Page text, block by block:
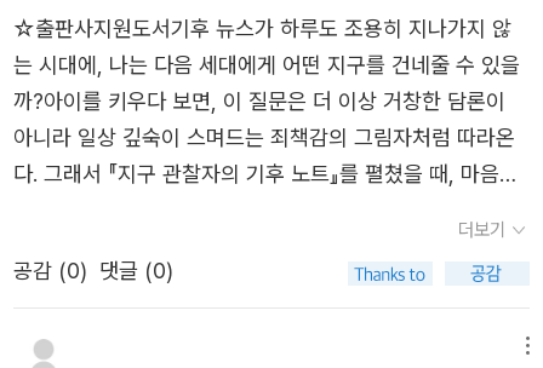
러진 이 책은, 막연한 두려움이 아닌 정확한 이해와 실천 가
능한 행동으로 나아가는 첫걸음을 제시한다. 지구를 관찰
하는 일은 결국, 우리 자신을 다시 기록하는 일이다. 읽는 동
안, 지구를 향한 나의 시선이 조금 더 길어졌다.“출판사에서
도서를 지원받아 작성하였습니다.”#지구관찰자의기후노트
하는 형태이다. 왜냐하면 기후변화는 본질적으로 과학만의
문제가 아닌 우리 모두의 문제이기에 모두가 일상에서 생각
하고 깨달아야 할 문제라서 그렇다. 다만, 저자는 전공이 기
후인지라 같은 상황을 겪어도 더 많은 것을 생각하게 된다.
지구의 평균온도는 하루가 다르게 상승중이다. '자연에 있었
탄소까지 적외선 검문과 흡수에 동참하면서 추가로 보온 효
과가 생긴 것이다. 이것이 지구 평균 온도 상승, 즉 지구 온
난화 현상의 핵심 원인이다.' 저자는 유럽부터 동남아, 남아
시아 등을 다니며 온도의 변화를 몸소 느끼고 그 심각성을
☆출판사지원도서기후 뉴스가 하루도 조용히 지나가지 않
는 시대에, 나는 다음 세대에게 어떤 지구를 건네줄 수 있을
까?아이를 키우다 보면, 이 질문은 더 이상 거창한 담론이
아니라 일상 깊숙이 스며드는 죄책감의 그림자처럼 따라온
다. 그래서 『지구 관찰자의 기후 노트』를 펼쳤을 때, 마음이
던 내 마음을 책이 먼저 알아봐 주는 듯했다.기후 위기를 공
포나 도덕적 비난이 아닌, 정확한 관측을 바탕으로 차분하게
럼 우리 곁에서 늘 일어나고 있는 일이지만 제대로 알지 못
더보기
공감 (0) 댓글 (0)